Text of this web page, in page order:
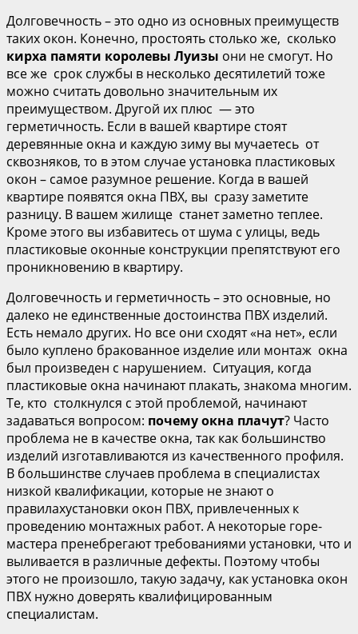
Долговечность – это одно из основных преимуществ
таких окон. Конечно, простоять столько же, сколько
кирха памяти королевы Луизы они не смогут. Но
все же срок службы в несколько десятилетий тоже
можно считать довольно значительным их
преимуществом. Другой их плюс — это
герметичность. Если в вашей квартире стоят
деревянные окна и каждую зиму вы мучаетесь от
сквозняков, то в этом случае установка пластиковых
окон – самое разумное решение. Когда в вашей
квартире появятся окна ПВХ, вы сразу заметите
разницу. В вашем жилище станет заметно теплее.
Кроме этого вы избавитесь от шума с улицы, ведь
пластиковые оконные конструкции препятствуют его
проникновению в квартиру.
Долговечность и герметичность – это основные, но
далеко не единственные достоинства ПВХ изделий.
Есть немало других. Но все они сходят «на нет», если
было куплено бракованное изделие или монтаж окна
был произведен с нарушением. Ситуация, когда
пластиковые окна начинают плакать, знакома многим.
Те, кто столкнулся с этой проблемой, начинают
задаваться вопросом: почему окна плачут? Часто
проблема не в качестве окна, так как большинство
изделий изготавливаются из качественного профиля.
В большинстве случаев проблема в специалистах
низкой квалификации, которые не знают о
правилахустановки окон ПВХ, привлеченных к
проведению монтажных работ. А некоторые горе-
мастера пренебрегают требованиями установки, что и
выливается в различные дефекты. Поэтому чтобы
этого не произошло, такую задачу, как установка окон
ПВХ нужно доверять квалифицированным
специалистам.